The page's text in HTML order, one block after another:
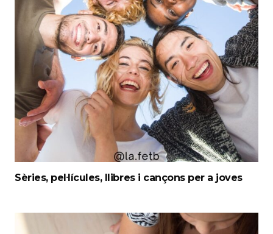
Sèries, pel·lícules, llibres i cançons per a joves